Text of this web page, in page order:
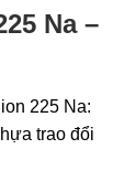
Na –
225 Na:
trao đổi